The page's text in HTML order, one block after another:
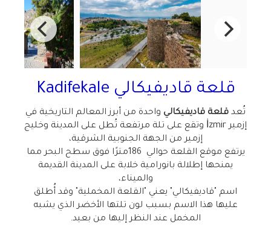
قلعة قاديفيكالي Kadifekale
تُعد قلعة قاديفيكالي واحدة من أبرز المعالم التاريخية في
إزمير İzmir وتقع على تلة مرتفعة تُطل على المدينة وخليج
إزمير من الجهة الجنوبية الشرقية،
يرتفع موقع القلعة حوالي
186مترًا فوق سطح البحر مما
يمنحها إطلالة بانورامية خلابة على المدينة القديمة
والميناء،
اسم "قاديفيكالي" يعني
القلعة المخملية
وقد أُطلق
عليها هذا الاسم بسبب لون تلتها الأخضر الذي يشبه
المخمل عند النظر إليها من بعيد.